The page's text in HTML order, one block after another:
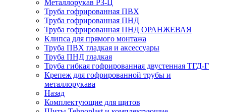
Металлорукав РЗ-Ц
Труба гофрированная ПВХ
Труба гофрированная ПНД
Труба гофрированная ПНД ОРАНЖЕВАЯ
Клипса для прямого монтажа
Труба ПВХ гладкая и аксессуары
Труба ПНД гладкая
Труба гибкая гофрированная двустенная ТГД-Г
Крепеж для гофрированной трубы и
металлорукава
Назад
Комплектующие для щитов